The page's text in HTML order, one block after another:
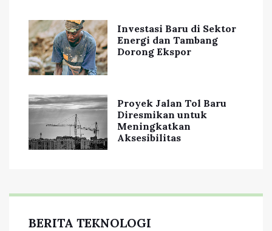
Investasi Baru di Sektor
Energi dan Tambang
Dorong Ekspor
Proyek Jalan Tol Baru
Diresmikan untuk
Meningkatkan
Aksesibilitas
BERITA TEKNOLOGI